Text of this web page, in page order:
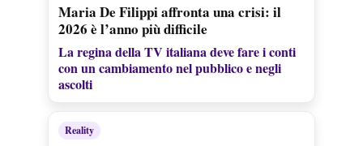
Maria De Filippi affronta una crisi: il
2026 è l’anno più difficile
La regina della TV italiana deve fare i conti
con un cambiamento nel pubblico e negli
ascolti
Reality